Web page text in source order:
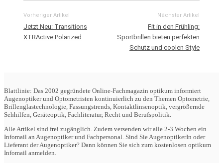
Vorheriger Artikel
Jetzt Neu: Transitions
XTRActive Polarized
Nächster Artikel
Fit in den Frühling:
Sportbrillen bieten perfekten
Schutz und coolen Style
Blattlinie: Das 2002 gegründete Online-Fachmagazin optikum informiert
Augenoptiker und Optometristen kontinuierlich zu den Themen Optometrie,
Brillenglastechnologie, Fassungstrends, Kontaktlinsenoptik, vergrößernde
Sehhilfen, Geräteoptik, Fachliteratur, Recht und Berufspolitik.
Alle Artikel sind frei zugänglich. Zudem versenden wir alle 2-3 Wochen ein
Infomail an Augenoptiker und Fachpersonal. Sind Sie AugenoptikerIn oder
Lieferant der Augenoptiker? Dann können Sie sich zum kostenlosen optikum
Infomail anmelden.